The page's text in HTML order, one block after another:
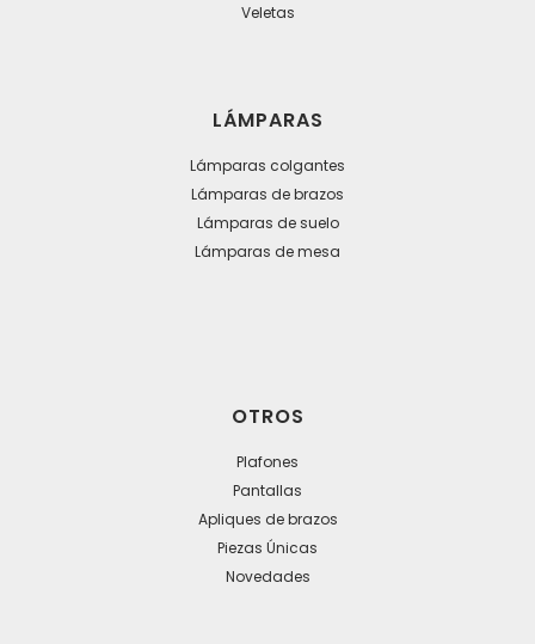
Veletas
LÁMPARAS
Lámparas colgantes
Lámparas de brazos
Lámparas de suelo
Lámparas de mesa
OTROS
Plafones
Pantallas
Apliques de brazos
Piezas Únicas
Novedades